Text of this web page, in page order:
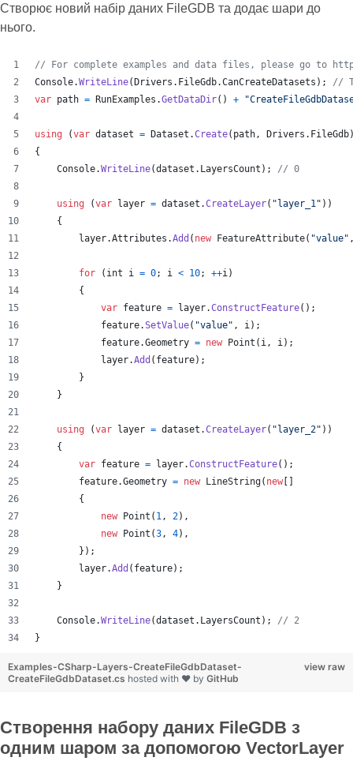
Створює новий набір даних FileGDB та додає шари до
нього.
// For complete examples and data files, please go to
Console.WriteLine(Drivers . FileGdb.CanCreateDatasets ) ;
//
var path = RunExamples .GetDataDir( ) +
using (var dataset = Dataset .Create( path , Drivers . FileGdb
{
Console.WriteLine(dataset . LayersCount ) ; // 0
using (var layer = dataset .CreateLayer( "layer_1" ) )
{
layer.Attributes .Add ( new FeatureAttribute( "value"
for ( int i = 0; i < 10; ++i )
{
var feature = layer.ConstructFeature( ) ;
feature.SetValue( "value" , i ) ;
feature.Geometry = new Point ( i , i ) ;
layer.Add ( feature) ;
}
}
using (var layer = dataset .CreateLayer( "layer_2" ) )
{
var feature = layer.ConstructFeature( ) ;
feature.Geometry = new LineString( new [ ]
{
new Point ( 1 , 2) ,
new Point (3 , 4) ,
} ) ;
layer.Add ( feature) ;
}
Console.WriteLine(dataset . LayersCount ) ;
// 2
}
view raw
Examples-CSharp-Layers-CreateFileGdbDataset-
CreateFileGdbDataset.cs hosted with ❤ by GitHub
Створення набору даних FileGDB з
одним шаром за допомогою VectorLayer